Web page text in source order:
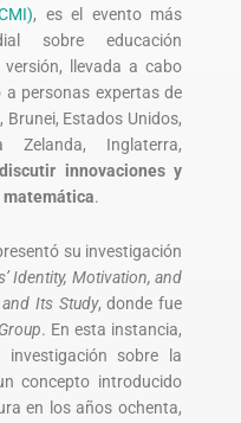
, es el evento más
sobre educación
llevada a cabo
a personas expertas de
Brunei, Estados Unidos,
Zelanda, Inglaterra,
discutir innovaciones y
matemática.
su investigación
Identity, Motivation, and
Its Study, donde fue
. En esta instancia,
sobre la
concepto introducido
en los años ochenta,